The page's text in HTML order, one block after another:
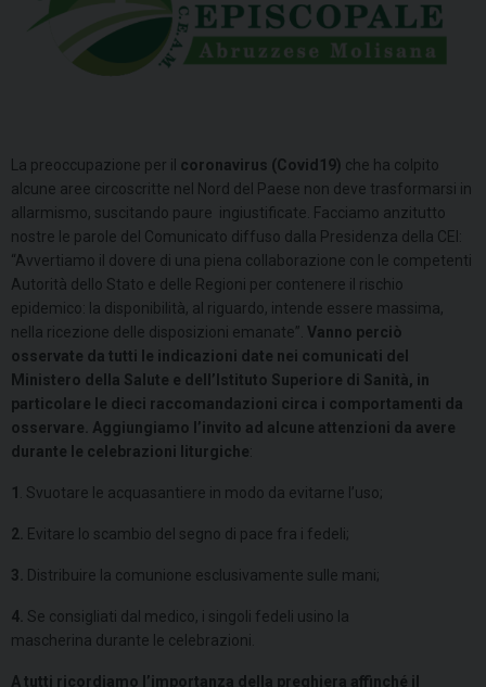
​La preoccupazione per il coronavirus (Covid19) che ha colpito
alcune aree circoscritte nel Nord del Paese non deve trasformarsi in
allarmismo, suscitando paure ingiustificate. Facciamo anzitutto
nostre le parole del Comunicato diffuso dalla Presidenza della CEI:
“Avvertiamo il dovere di una piena collaborazione con le competenti
Autorità dello Stato e delle Regioni per contenere il rischio
epidemico: la disponibilità, al riguardo, intende essere massima,
nella ricezione delle disposizioni emanate”. Vanno perciò
osservate da tutti le indicazioni date nei comunicati del
Ministero della Salute e dell’Istituto Superiore di Sanità, in
particolare le dieci raccomandazioni circa i comportamenti da
osservare. Aggiungiamo l’invito ad alcune attenzioni da avere
durante le celebrazioni liturgiche:
1 . Svuotare le acquasantiere in modo da evitarne l’uso;
2. Evitare lo scambio del segno di pace fra i fedeli;
3. Distribuire la comunione esclusivamente sulle mani;
4. Se consigliati dal medico, i singoli fedeli usino la
mascherina durante le celebrazioni.
A tutti ricordiamo l’importanza della preghiera affinché il